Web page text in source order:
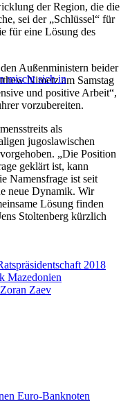
der Region, die die
sei der „Schlüssel“ für
für eine Lösung des
mischt sich in
Außenministern beider
Nimetz am Samstag
und positive Arbeit“,
vorzubereiten.
als
jugoslawischen
„Die Position
geklärt ist, kann
Namensfrage ist seit
neue Dynamik. Wir
Lösung finden
Stoltenberg kürzlich
2018
Mazedonien
Zoran Zaev
Euro-Banknoten